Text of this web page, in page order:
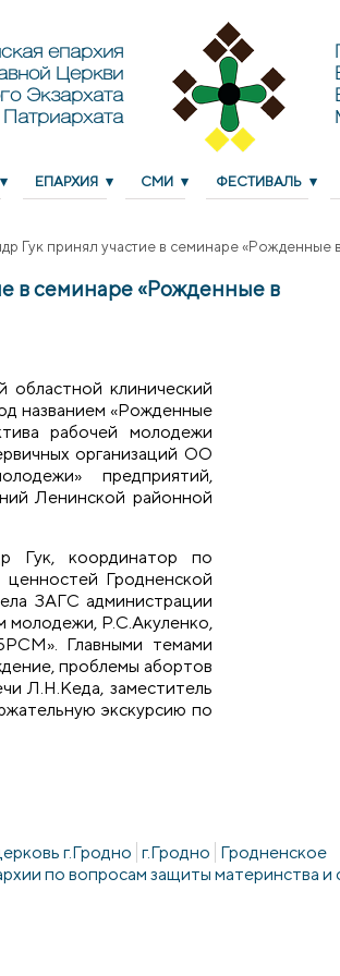
епархия
Церкви
Экзархата
ЕПАРХИЯ СМИ ФЕСТИВАЛЬ
Гук принял участие в семинаре «Рожденные
в семинаре «Рожденные в
областной клинический
названием «Рожденные
рабочей молодежи
организаций ОО
предприятий,
Ленинской районной
Гук, координатор по
Гродненской
ЗАГС администрации
молодежи, Р.С.Акуленко,
Главными темами
проблемы абортов
Л.Н.Кеда, заместитель
экскурсию по
г.Гродно г.Гродно Гродненское
по вопросам защиты материнства и